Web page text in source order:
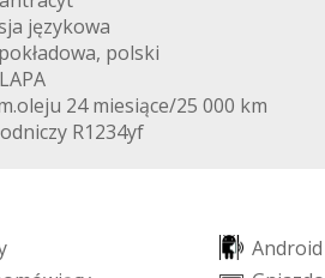
językowa
polski
24 miesiące/25 000 km
R1234yf
Android